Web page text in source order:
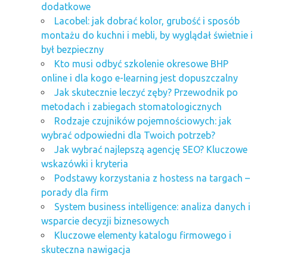
dodatkowe
Lacobel: jak dobrać kolor, grubość i sposób
montażu do kuchni i mebli, by wyglądał świetnie i
był bezpieczny
Kto musi odbyć szkolenie okresowe BHP
online i dla kogo e-learning jest dopuszczalny
Jak skutecznie leczyć zęby? Przewodnik po
metodach i zabiegach stomatologicznych
Rodzaje czujników pojemnościowych: jak
wybrać odpowiedni dla Twoich potrzeb?
Jak wybrać najlepszą agencję SEO? Kluczowe
wskazówki i kryteria
Podstawy korzystania z hostess na targach –
porady dla firm
System business intelligence: analiza danych i
wsparcie decyzji biznesowych
Kluczowe elementy katalogu firmowego i
skuteczna nawigacja